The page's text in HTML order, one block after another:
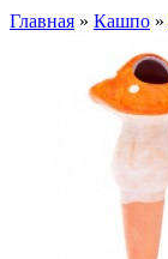
Главная » Кашпо »